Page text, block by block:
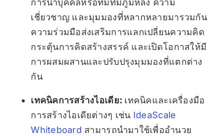
การนำบุคคลหรือทีมที่มีภูมิหลัง ความ
เชี่ยวชาญ และมุมมองที่หลากหลายมารวมกัน
ความร่วมมือส่งเสริมการแลกเปลี่ยนความคิด
กระตุ้นการคิดสร้างสรรค์ และเปิดโอกาสให้มี
การผสมผสานและปรับปรุงมุมมองที่แตกต่าง
กัน
เทคนิคการสร้างไอเดีย: เทคนิคและเครื่องมือ
การสร้างไอเดียต่างๆ เช่น IdeaScale
Whiteboard สามารถนำมาใช้เพื่ออำนวย